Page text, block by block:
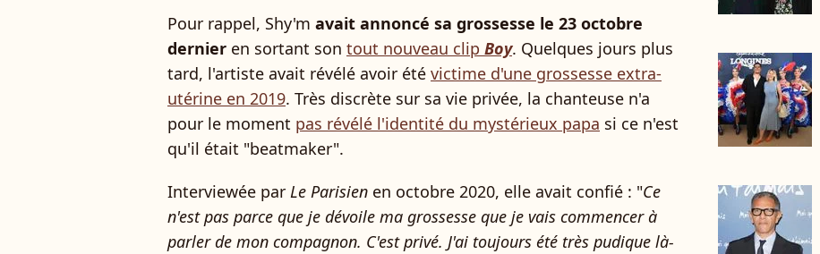
Pour rappel, Shy'm avait annoncé sa grossesse le 23 octobre
dernier en sortant son tout nouveau clip Boy. Quelques jours plus
tard, l'artiste avait révélé avoir été victime d'une grossesse extra-
utérine en 2019. Très discrète sur sa vie privée, la chanteuse n'a
pour le moment pas révélé l'identité du mystérieux papa si ce n'est
qu'il était "beatmaker".
Interviewée par Le Parisien en octobre 2020, elle avait confié : "Ce
n'est pas parce que je dévoile ma grossesse que je vais commencer à
parler de mon compagnon. C'est privé. J'ai toujours été très pudique là-